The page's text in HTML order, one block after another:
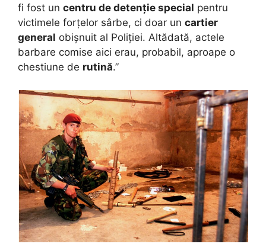
fi fost un centru de detenție special pentru
victimele forțelor sârbe, ci doar un cartier
general obișnuit al Poliției. Altădată, actele
barbare comise aici erau, probabil, aproape o
chestiune de rutină.”